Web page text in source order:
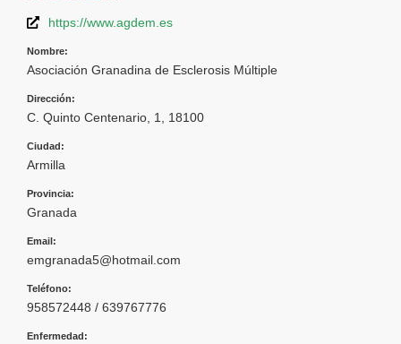
https://www.agdem.es
Nombre:
Asociación Granadina de Esclerosis Múltiple
Dirección:
C. Quinto Centenario, 1, 18100
Ciudad:
Armilla
Provincia:
Granada
Email:
emgranada5@hotmail.com
Teléfono:
958572448 / 639767776
Enfermedad: